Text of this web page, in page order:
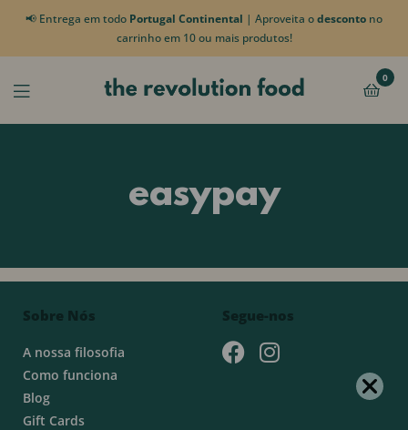
📢 Entrega em todo Portugal Continental | Aproveita odesconto no
carrinho em 10 ou mais produtos!
0
easypay
Sobre Nós
A nossa filosofia
Como funciona
Blog
Gift Cards
Segue-nos